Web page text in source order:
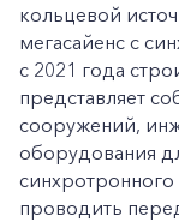
кольцевой
мегасайенс с
с 2021 года
представляет
сооружений,
оборудования
синхротронного
проводить